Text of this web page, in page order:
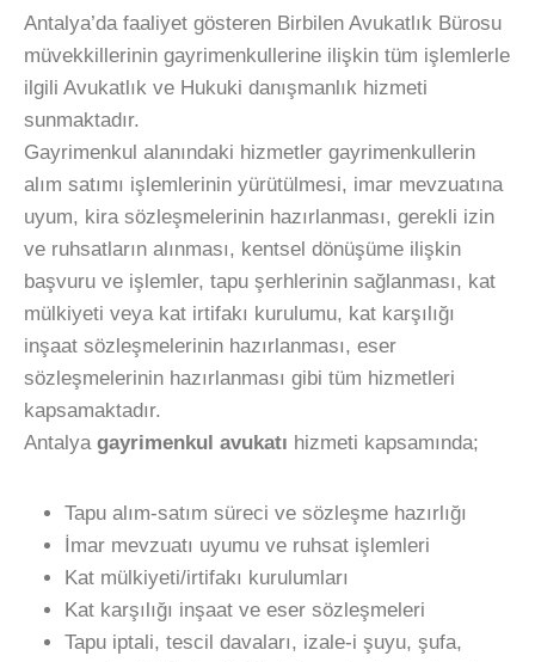
Antalya’da faaliyet gösteren Birbilen Avukatlık Bürosu
müvekkillerinin gayrimenkullerine ilişkin tüm işlemlerle
ilgili Avukatlık ve Hukuki danışmanlık hizmeti
sunmaktadır.
Gayrimenkul alanındaki hizmetler gayrimenkullerin
alım satımı işlemlerinin yürütülmesi, imar mevzuatına
uyum, kira sözleşmelerinin hazırlanması, gerekli izin
ve ruhsatların alınması, kentsel dönüşüme ilişkin
başvuru ve işlemler, tapu şerhlerinin sağlanması, kat
mülkiyeti veya kat irtifakı kurulumu, kat karşılığı
inşaat sözleşmelerinin hazırlanması, eser
sözleşmelerinin hazırlanması gibi tüm hizmetleri
kapsamaktadır.
Antalya gayrimenkul avukatı hizmeti kapsamında;
Tapu alım-satım süreci ve sözleşme hazırlığı
İmar mevzuatı uyumu ve ruhsat işlemleri
Kat mülkiyeti/irtifakı kurulumları
Kat karşılığı inşaat ve eser sözleşmeleri
Tapu iptali, tescil davaları, izale-i şuyu, şufa,